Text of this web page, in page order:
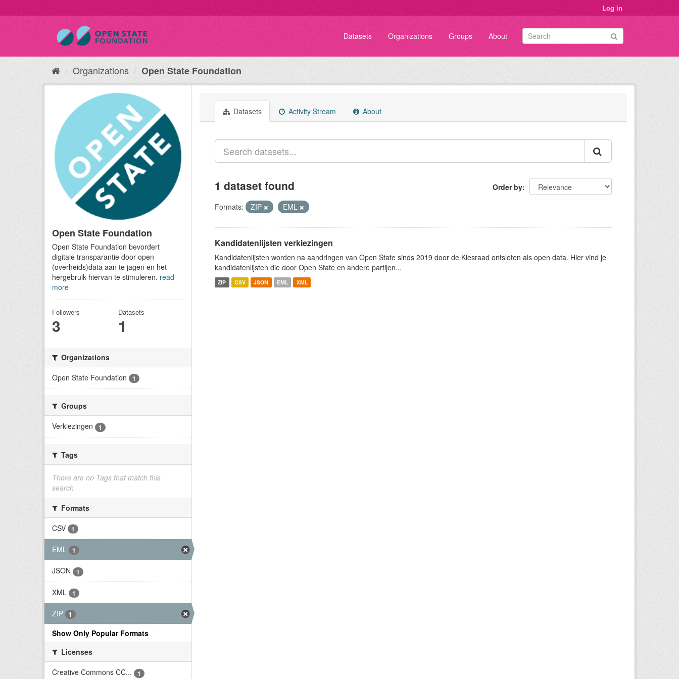
Log in
Datasets Organizations Groups About
Organizations Open State Foundation
Open State Foundation
Open State Foundation bevordert
digitale transparantie door open
(overheids)data aan te jagen en het
hergebruik hiervan te stimuleren. read
more
Followers
3
Datasets
1
Organizations
Open State Foundation
1
Groups
Verkiezingen
1
Tags
There are no Tags that match this
search
Formats
CSV
1
EML 1
JSON 1
XML 1
ZIP 1
Show Only Popular Formats
Licenses
Creative Commons CC...
1
Datasets Activity Stream About
Order by
1 dataset found
Formats: ZIP EML
Kandidatenlijsten verkiezingen
Kandidatenlijsten worden na aandringen van Open State sinds 2019 door de Kiesraad ontsloten als open data. Hier vind je
kandidatenlijsten die door Open State en andere partijen...
ZIP CSV JSON EML XML